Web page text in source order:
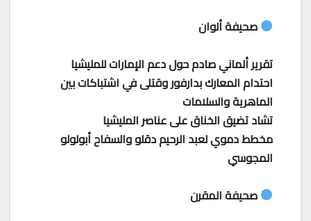
صحيفة ألوان
تقرير ألماني صادم حول دعم الإمارات للمليشيا
احتدام المعارك بدارفور وقتلى في اشتباكات بين
الماهرية والسلامات
تشاد تضيق الخناق على عناصر المليشيا
مخطط دموي لعبد الرحيم دقلو والسفاح أبولولو
المجوسي
صحيفة المقرن